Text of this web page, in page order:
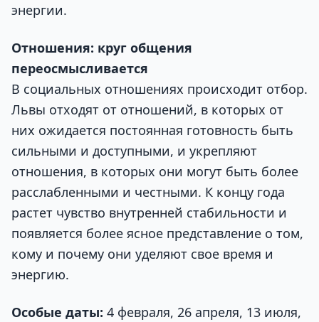
энергии.
Отношения: круг общения
переосмысливается
В социальных отношениях происходит отбор.
Львы отходят от отношений, в которых от
них ожидается постоянная готовность быть
сильными и доступными, и укрепляют
отношения, в которых они могут быть более
расслабленными и честными. К концу года
растет чувство внутренней стабильности и
появляется более ясное представление о том,
кому и почему они уделяют свое время и
энергию.
Особые даты: 4 февраля, 26 апреля, 13 июля,